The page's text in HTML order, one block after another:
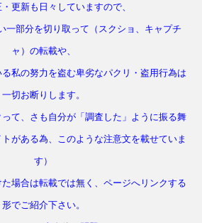
更新も日々していますので、
一部分を切り取って（スクショ、キャプチ
ャ）の転載や、
私の努力を盗む卑劣なパクリ・盗用行為は
一切お断りします。
って、さも自分が「調査した」ように振る舞
がある為、このような注意文を載せていま
す）
場合は転載では無く、ページへリンクする
形でご紹介下さい。